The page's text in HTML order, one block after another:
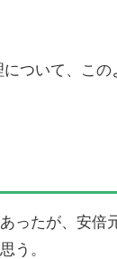
ついて、この
ったが、安倍
う。